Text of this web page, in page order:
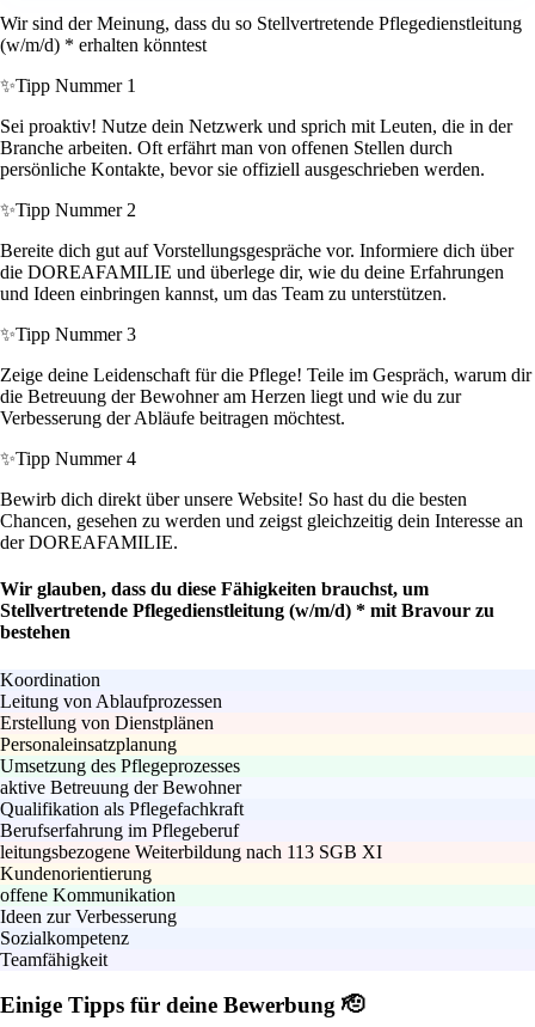
Wir sind der Meinung, dass du so Stellvertretende Pflegedienstleitung
(w/m/d) * erhalten könntest
✨Tipp Nummer 1
Sei proaktiv! Nutze dein Netzwerk und sprich mit Leuten, die in der
Branche arbeiten. Oft erfährt man von offenen Stellen durch
persönliche Kontakte, bevor sie offiziell ausgeschrieben werden.
✨Tipp Nummer 2
Bereite dich gut auf Vorstellungsgespräche vor. Informiere dich über
die DOREAFAMILIE und überlege dir, wie du deine Erfahrungen
und Ideen einbringen kannst, um das Team zu unterstützen.
✨Tipp Nummer 3
Zeige deine Leidenschaft für die Pflege! Teile im Gespräch, warum dir
die Betreuung der Bewohner am Herzen liegt und wie du zur
Verbesserung der Abläufe beitragen möchtest.
✨Tipp Nummer 4
Bewirb dich direkt über unsere Website! So hast du die besten
Chancen, gesehen zu werden und zeigst gleichzeitig dein Interesse an
der DOREAFAMILIE.
Wir glauben, dass du diese Fähigkeiten brauchst, um
Stellvertretende Pflegedienstleitung (w/m/d) * mit Bravour zu
bestehen
Koordination
Leitung von Ablaufprozessen
Erstellung von Dienstplänen
Personaleinsatzplanung
Umsetzung des Pflegeprozesses
aktive Betreuung der Bewohner
Qualifikation als Pflegefachkraft
Berufserfahrung im Pflegeberuf
leitungsbezogene Weiterbildung nach 113 SGB XI
Kundenorientierung
offene Kommunikation
Ideen zur Verbesserung
Sozialkompetenz
Teamfähigkeit
Einige Tipps für deine Bewerbung 🫡